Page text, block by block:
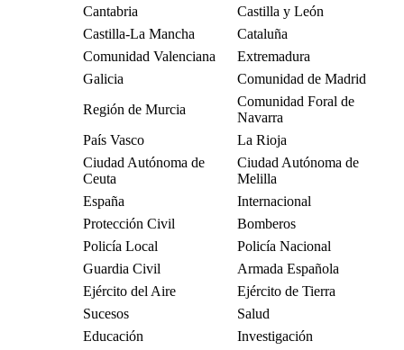
Cantabria
Castilla y León
Castilla-La Mancha
Cataluña
Comunidad Valenciana
Extremadura
Galicia
Comunidad de Madrid
Región de Murcia
Comunidad Foral de
Navarra
País Vasco
La Rioja
Ciudad Autónoma de
Ceuta
Ciudad Autónoma de
Melilla
España
Internacional
Protección Civil
Bomberos
Policía Local
Policía Nacional
Guardia Civil
Armada Española
Ejército del Aire
Ejército de Tierra
Sucesos
Salud
Educación
Investigación